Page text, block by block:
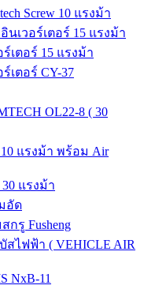
Screw 10 แรงม้า
นเวอร์เตอร์ 15 แรงม้า
เตอร์ 15 แรงม้า
เตอร์ CY-37
OL22-8 ( 30
แรงม้า พร้อม Air
แรงม้า
อัด
รู Fusheng
ไฟฟ้า ( VEHICLE AIR
NxB-11